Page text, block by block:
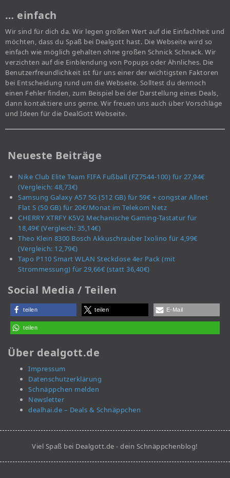
… einfach
Wir sind für dich da. Wir legen großen Wert auf die Einfachheit und
möchten, dass du Spaß bei Dealgott hast. Die Webseite wird so
einfach wie möglich gehalten ohne großen Schnick Schnack. Wir
verzichten auf die Einblendung von Popups oder Ähnliches. Die
Benutzerfreundlichkeit ist für uns einer der wichtigsten Faktoren
bei Entscheidung rund um die Webseite. Solltest du dennoch
einen Fehler finden, zum Beispiel bei der Darstellung eines Deals,
dann kontaktiere uns gerne. Wir freuen uns auch über Vorschläge
und Ideen für die DealGott Webseite.
Neueste Beiträge
Nike Club Elite Team FIFA Fußball (FZ7544-100) für 27,94€
(Vergleich: 48,73€)
Samsung Galaxy A57 5G (512 GB) für 59€ + congstar Allnet
Flat S (50 GB) für 20€/Monat im Telekom Netz
CHERRY XTRFY K5V2 Mechanische Gaming-Tastatur für
18,49€ (Vergleich: 35,14€)
Theo Klein 8300 Bosch Akkuschrauber Ixolino für 4,99€
(Vergleich: 12,79€)
Tapo P110 Smart WLAN Steckdose 4er Pack (mit
Strommessung) für 29,66€ (statt 36,40€)
Social Media / Teilen
teilen teilen E-Mail
teilen
Über dealgott.de
Impressum
Datenschutzerklärung
Schnäppchen melden
Newsletter
dealhai.de – Deals & Schnäppchen
Viel Spaß bei Dealgott.de - dein Schnäppchenblog!